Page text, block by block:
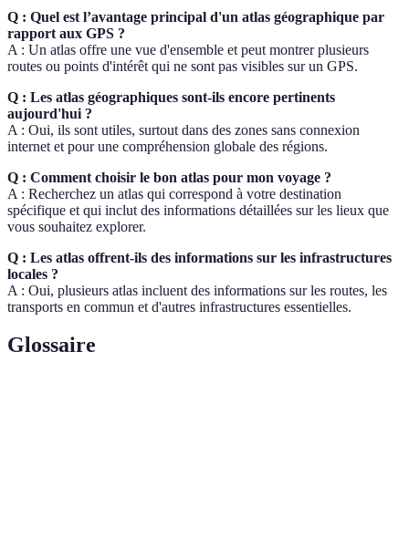
Q : Quel est l’avantage principal d'un atlas géographique par
rapport aux GPS ?
A : Un atlas offre une vue d'ensemble et peut montrer plusieurs
routes ou points d'intérêt qui ne sont pas visibles sur un GPS.
Q : Les atlas géographiques sont-ils encore pertinents
aujourd'hui ?
A : Oui, ils sont utiles, surtout dans des zones sans connexion
internet et pour une compréhension globale des régions.
Q : Comment choisir le bon atlas pour mon voyage ?
A : Recherchez un atlas qui correspond à votre destination
spécifique et qui inclut des informations détaillées sur les lieux que
vous souhaitez explorer.
Q : Les atlas offrent-ils des informations sur les infrastructures
locales ?
A : Oui, plusieurs atlas incluent des informations sur les routes, les
transports en commun et d'autres infrastructures essentielles.
Glossaire